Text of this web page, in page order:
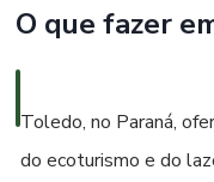
O que fazer
Toledo, no Paraná,
do ecoturismo e do